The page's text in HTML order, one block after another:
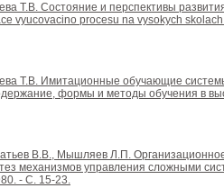
Т.В. Состояние и перспективы
vyucovacino procesu na vysokych
Т.В. Имитационные обучающие
формы и методы обучения в
В.В., Мышляев Л.П.
механизмов управления сложными
- С. 15-23.